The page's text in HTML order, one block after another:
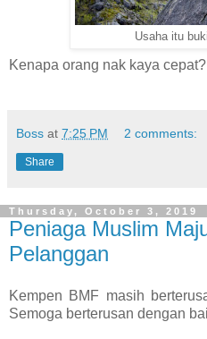
Usaha itu
Kenapa orang nak kaya cepat?
Boss at 7:25 PM 2 comments:
Share
Thursday, October 3, 2019
Peniaga Muslim
Pelanggan
Kempen BMF masih
Semoga berterusan dengan